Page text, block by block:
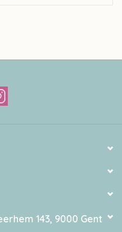
143, 9000 Gent